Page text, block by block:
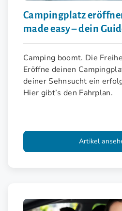
Campingplatz
made easy – dein
Camping boomt. Die
Eröffne deinen
deiner Sehnsucht ein
Hier gibt’s den Fahrplan.
Artikel